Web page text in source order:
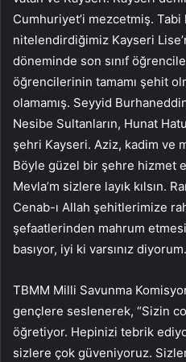
Cumhuriyet’i mezcetmiş.
nitelendirdiğimiz Kayseri
döneminde son sınıf
öğrencilerinin tamamı şehit
olamamış. Seyyid
Nesibe Sultanların, Hunat
şehri Kayseri. Aziz, kadim ve
Böyle güzel bir şehre hizmet
Mevla’m sizlere layık kılsın.
Cenab-ı Allah şehitlerimize
şefaatlerinden mahrum
basıyor, iyi ki varsınız
TBMM Milli Savunma
gençlere seslenerek, “Sizin
öğretiyor. Hepinizi tebrik
sizlere çok güveniyoruz.